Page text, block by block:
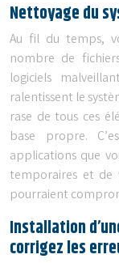
Nettoyage du
Au fil du temps,
nombre de
logiciels
ralentissent le
rase de tous ces
base propre.
applications que
temporaires et de
pourraient
Installation
corrigez les